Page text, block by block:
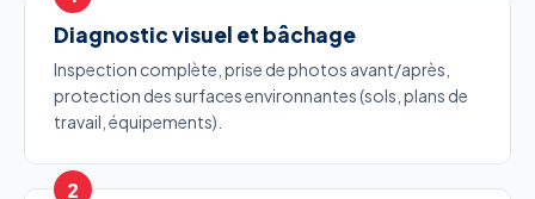
Diagnostic visuel et bâchage
Inspection complète, prise de photos avant/après,
protection des surfaces environnantes (sols, plans de
travail, équipements).